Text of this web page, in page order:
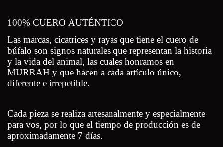
100% CUERO AUTÉNTICO
Las marcas, cicatrices y rayas que tiene el cuero de
búfalo son signos naturales que representan la historia
y la vida del animal, las cuales honramos en
MURRAH y que hacen a cada artículo único,
diferente e irrepetible.
Cada pieza se realiza artesanalmente y especialmente
para vos, por lo que el tiempo de producción es de
aproximadamente 7 días.